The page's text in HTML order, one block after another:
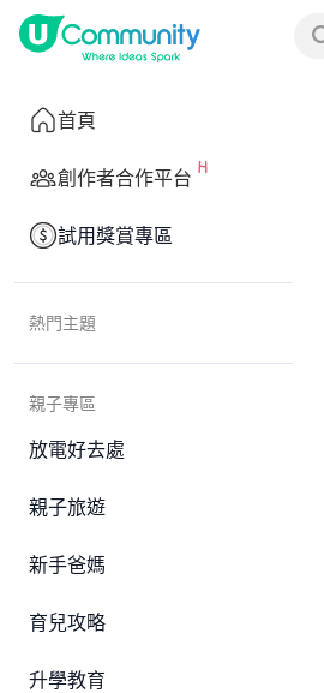
首頁
創作者合作平台
試用獎賞專區
熱門主題
親子專區
放電好去處
親子旅遊
新手爸媽
育兒攻略
升學教育